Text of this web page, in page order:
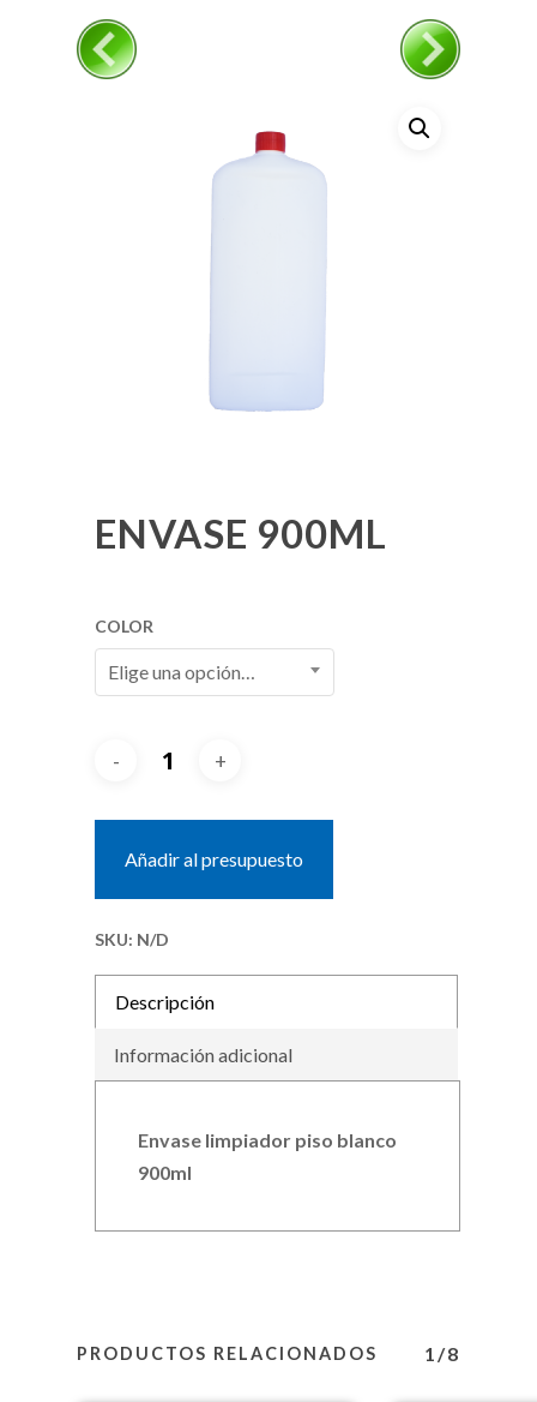
ENVASE 900ML
COLOR
Elige una opción…
Añadir al presupuesto
SKU: N/D
Descripción
Información adicional
Envase limpiador piso blanco
900ml
PRODUCTOS RELACIONADOS 1/8